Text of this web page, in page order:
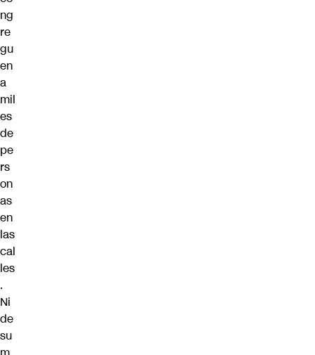
ng
re
gu
en
a
mil
es
de
pe
rs
on
as
en
las
cal
les
.
Ni
de
su